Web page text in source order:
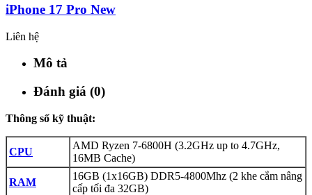
iPhone 17 Pro New
Liên hệ
Mô tả
Đánh giá (0)
Thông số kỹ thuật:
CPU
AMD Ryzen 7-6800H (3.2GHz up to 4.7GHz,
16MB Cache)
RAM
16GB (1x16GB) DDR5-4800Mhz (2 khe cắm nâng
cấp tối đa 32GB)